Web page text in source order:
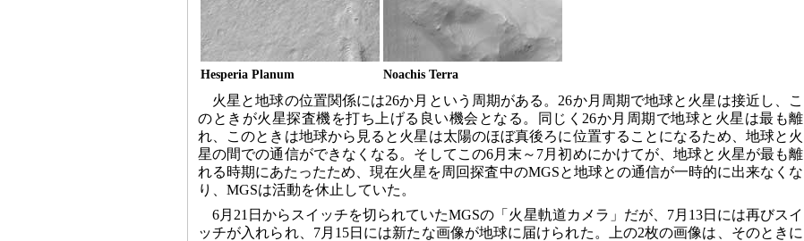
Hesperia Planum Noachis Terra
火星と地球の位置関係には26か月という周期がある。26か月周期で地球と火星は接近し、こ
のときが火星探査機を打ち上げる良い機会となる。同じく26か月周期で地球と火星は最も離
れ、このときは地球から見ると火星は太陽のほぼ真後ろに位置することになるため、地球と火
星の間での通信ができなくなる。そしてこの6月末～7月初めにかけてが、地球と火星が最も離
れる時期にあたったため、現在火星を周回探査中のMGSと地球との通信が一時的に出来なくな
り、MGSは活動を休止していた。
6月21日からスイッチを切られていたMGSの「火星軌道カメラ」だが、7月13日には再びスイ
ッチが入れられ、7月15日には新たな画像が地球に届けられた。上の2枚の画像は、そのときに